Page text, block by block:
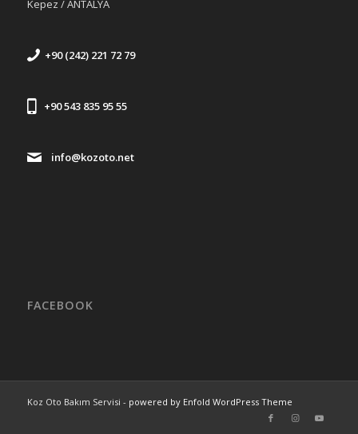
Kepez / ANTALYA
+90 (242) 221 72 79
+90 543 835 95 55
info@kozoto.net
FACEBOOK
Koz Oto Bakım Servisi - powered by Enfold WordPress Theme